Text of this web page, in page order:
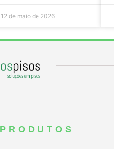
12 de maio de 2026
PRODUTOS